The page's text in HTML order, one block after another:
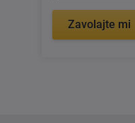
Zavolajte mi